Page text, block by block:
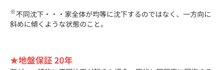
※不同沈下・・・家全体が均等に沈下するのではなく、一方向に
斜めに傾くような状態のこと。
★地盤保証 20年